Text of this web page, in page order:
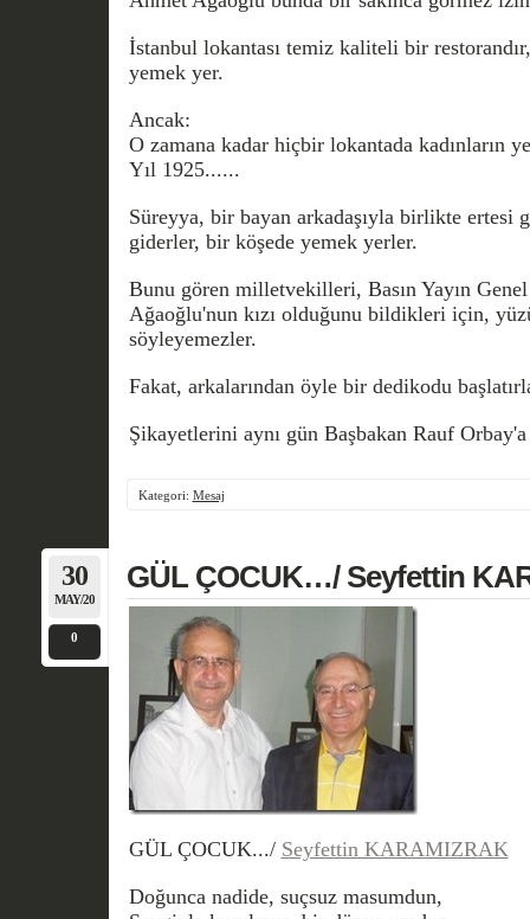
İstanbul lokantası temiz kaliteli bir
yemek yer.
Ancak:
O zamana kadar hiçbir lokantada kadınların
Yıl 1925......
Süreyya, bir bayan arkadaşıyla birlikte ertesi
giderler, bir köşede yemek yerler.
Bunu gören milletvekilleri, Basın Yayın
Ağaoğlu'nun kızı olduğunu bildikleri için,
söyleyemezler.
Fakat, arkalarından öyle bir dedikodu
Şikayetlerini aynı gün Başbakan Rauf
Kategori: Mesaj
30
MAY/20
0
GÜL ÇOCUK…/ Seyfettin
GÜL ÇOCUK.../ Seyfettin KARAMIZRAK
Doğunca nadide, suçsuz masumdun,